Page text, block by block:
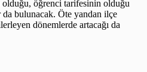
olduğu, öğrenci tarifesinin olduğu
bulunacak. Öte yandan ilçe
dönemlerde artacağı da